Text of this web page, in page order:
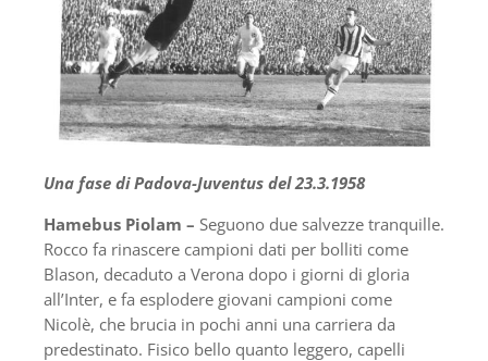
Una fase di Padova-Juventus del 23.3.1958
Hamebus Piolam – Seguono due salvezze tranquille.
Rocco fa rinascere campioni dati per bolliti come
Blason, decaduto a Verona dopo i giorni di gloria
all’Inter, e fa esplodere giovani campioni come
Nicolè, che brucia in pochi anni una carriera da
predestinato. Fisico bello quanto leggero, capelli